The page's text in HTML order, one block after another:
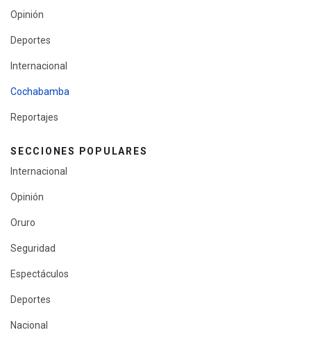
Opinión
Deportes
Internacional
Cochabamba
Reportajes
SECCIONES POPULARES
Internacional
Opinión
Oruro
Seguridad
Espectáculos
Deportes
Nacional